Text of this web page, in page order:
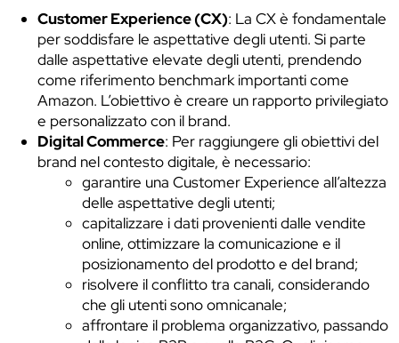
Customer Experience (CX): La CX è fondamentale
per soddisfare le aspettative degli utenti. Si parte
dalle aspettative elevate degli utenti, prendendo
come riferimento benchmark importanti come
Amazon. L’obiettivo è creare un rapporto privilegiato
e personalizzato con il brand.
Digital Commerce: Per raggiungere gli obiettivi del
brand nel contesto digitale, è necessario:
garantire una Customer Experience all’altezza
delle aspettative degli utenti;
capitalizzare i dati provenienti dalle vendite
online, ottimizzare la comunicazione e il
posizionamento del prodotto e del brand;
risolvere il conflitto tra canali, considerando
che gli utenti sono omnicanale;
affrontare il problema organizzativo, passando